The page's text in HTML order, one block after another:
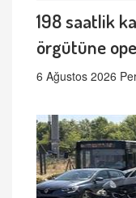
198 saatlik
örgütüne
6 Ağustos 2026